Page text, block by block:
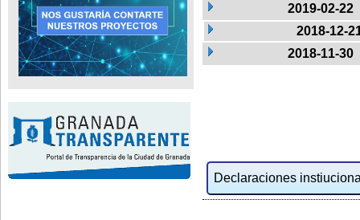
2019-02-22
2018-12-
2018-11-30
Declaraciones